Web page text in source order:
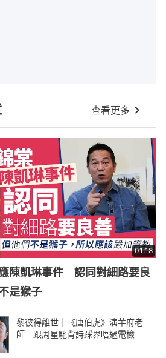
查看更多
01:18
陳凱琳事件 認同對細路要良
是猴子
黎彼得離世｜《唐伯虎》演華府老
師 跟周星馳背詩踩界唔過電檢